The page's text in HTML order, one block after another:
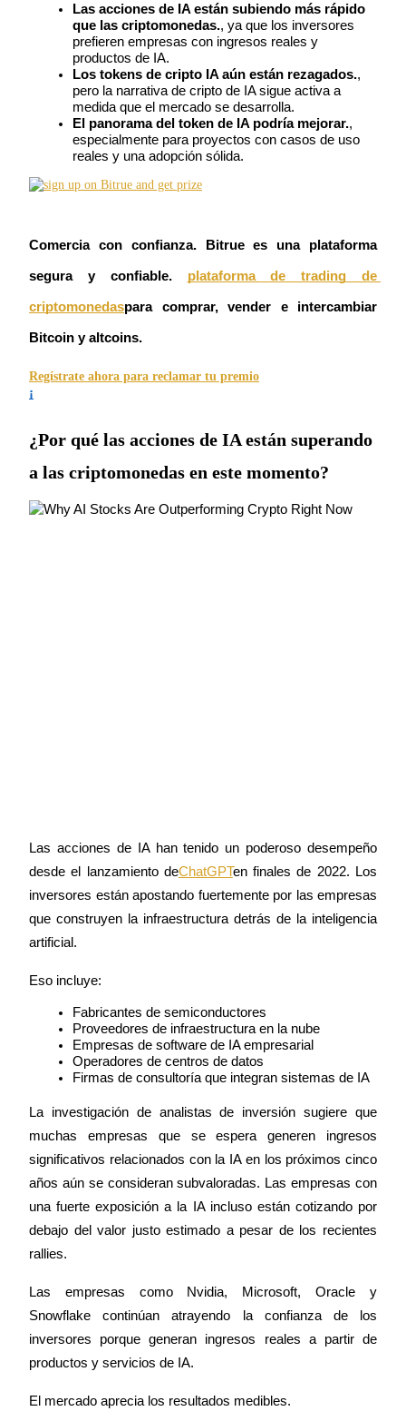
Copiar Trading
Únete a los mejores traders
Conviértete en un Trader de Copia
Disfruta del reparto de beneficios y comisiones de copy trading
Información
Análisis de big data que incluye información comercial, etc.
Estrategias comerciales
Aprenda cómo mantenerse rentable
Earn
Power Piggy
Gana recompensas competitivas diariamente
Las acciones de IA están subiendo más rápido
que las criptomonedas., ya que los inversores
prefieren empresas con ingresos reales y
productos de IA.
Los tokens de cripto IA aún están rezagados.,
pero la narrativa de cripto de IA sigue activa a
medida que el mercado se desarrolla.
El panorama del token de IA podría mejorar.,
especialmente para proyectos con casos de uso
reales y una adopción sólida.
Comercia con confianza. Bitrue es una plataforma
segura y confiable. plataforma de trading de
criptomonedaspara comprar, vender e intercambiar
Bitcoin y altcoins.
Regístrate ahora para reclamar tu premio
¡
¿Por qué las acciones de IA están superando
a las criptomonedas en este momento?
Las acciones de IA han tenido un poderoso desempeño
desde el lanzamiento deChatGPTen finales de 2022. Los
inversores están apostando fuertemente por las empresas
que construyen la infraestructura detrás de la inteligencia
artificial.
Eso incluye:
Fabricantes de semiconductores
Proveedores de infraestructura en la nube
Empresas de software de IA empresarial
Operadores de centros de datos
Firmas de consultoría que integran sistemas de IA
La investigación de analistas de inversión sugiere que
muchas empresas que se espera generen ingresos
significativos relacionados con la IA en los próximos cinco
años aún se consideran subvaloradas. Las empresas con
una fuerte exposición a la IA incluso están cotizando por
debajo del valor justo estimado a pesar de los recientes
rallies.
Las empresas como Nvidia, Microsoft, Oracle y
Snowflake continúan atrayendo la confianza de los
inversores porque generan ingresos reales a partir de
productos y servicios de IA.
El mercado aprecia los resultados medibles.